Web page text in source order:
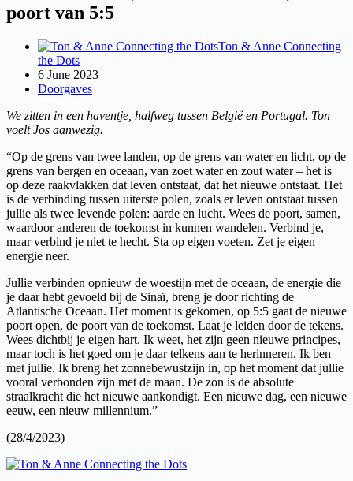
poort van 5:5
Ton & Anne Connecting
the Dots
6 June 2023
Doorgaves
We zitten in een haventje, halfweg tussen België en Portugal. Ton
voelt Jos aanwezig.
“Op de grens van twee landen, op de grens van water en licht, op de
grens van bergen en oceaan, van zoet water en zout water – het is
op deze raakvlakken dat leven ontstaat, dat het nieuwe ontstaat. Het
is de verbinding tussen uiterste polen, zoals er leven ontstaat tussen
jullie als twee levende polen: aarde en lucht. Wees de poort, samen,
waardoor anderen de toekomst in kunnen wandelen. Verbind je,
maar verbind je niet te hecht. Sta op eigen voeten. Zet je eigen
energie neer.
Jullie verbinden opnieuw de woestijn met de oceaan, de energie die
je daar hebt gevoeld bij de Sinaï, breng je door richting de
Atlantische Oceaan. Het moment is gekomen, op 5:5 gaat de nieuwe
poort open, de poort van de toekomst. Laat je leiden door de tekens.
Wees dichtbij je eigen hart. Ik weet, het zijn geen nieuwe principes,
maar toch is het goed om je daar telkens aan te herinneren. Ik ben
met jullie. Ik breng het zonnebewustzijn in, op het moment dat jullie
vooral verbonden zijn met de maan. De zon is de absolute
straalkracht die het nieuwe aankondigt. Een nieuwe dag, een nieuwe
eeuw, een nieuw millennium.”
(28/4/2023)